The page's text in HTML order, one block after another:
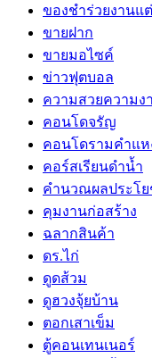
ของชำร่วยงานแ
ขายฝาก
ขายมอไซค์
ข่าวฟุตบอล
ความสวยความง
คอนโดจรัญ
คอนโดรามคำแห
คอร์สเรียนดำน้ำ
คำนวณผลประโ
คุมงานก่อสร้าง
ฉลากสินค้า
ดร.ไก่
ดูดส้วม
ดูฮวงจุ้ยบ้าน
ตอกเสาเข็ม
ตู้คอนเทนเนอร์